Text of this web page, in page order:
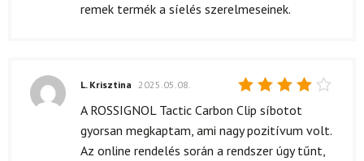
remek termék a síelés szerelmeseinek.
Értékelés:
/ 5
L. Krisztina 2025.05.08.
A ROSSIGNOL Tactic Carbon Clip síbotot
gyorsan megkaptam, ami nagy pozitívum volt.
Az online rendelés során a rendszer úgy tűnt,